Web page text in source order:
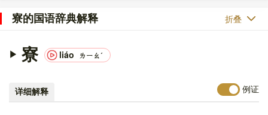
寮的国语辞典解释 折叠
寮 liáo ㄌㄧㄠˊ
详细解释 例证